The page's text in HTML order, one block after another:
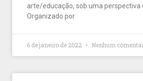
arte/educação, sob uma perspectiva
Organizado por
6 de janeiro de 2022 Nenhum